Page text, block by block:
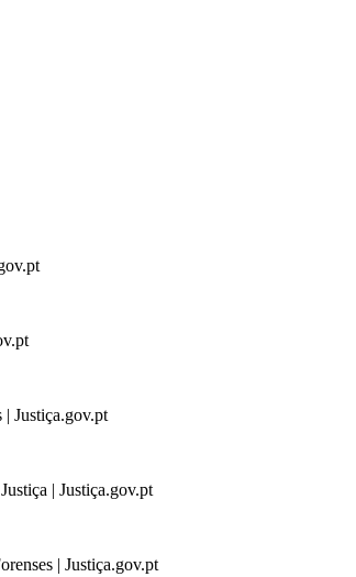
Justiça.gov.pt
| Justiça.gov.pt
| Justiça.gov.pt